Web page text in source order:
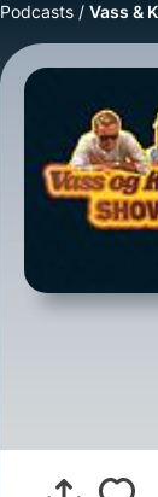
Podcasts Vass &